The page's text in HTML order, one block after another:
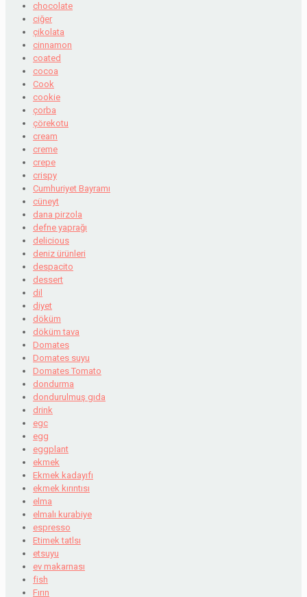
chocolate
ciğer
çikolata
cinnamon
coated
cocoa
Cook
cookie
çorba
çörekotu
cream
creme
crepe
crispy
Cumhuriyet Bayramı
cüneyt
dana pirzola
defne yaprağı
delicious
deniz ürünleri
despacito
dessert
dil
diyet
döküm
döküm tava
Domates
Domates suyu
Domates Tomato
dondurma
dondurulmuş gıda
drink
egc
egg
eggplant
ekmek
Ekmek kadayıfı
ekmek kırıntısı
elma
elmalı kurabiye
espresso
Etimek tatlsı
etsuyu
ev makarnası
fish
Fırın